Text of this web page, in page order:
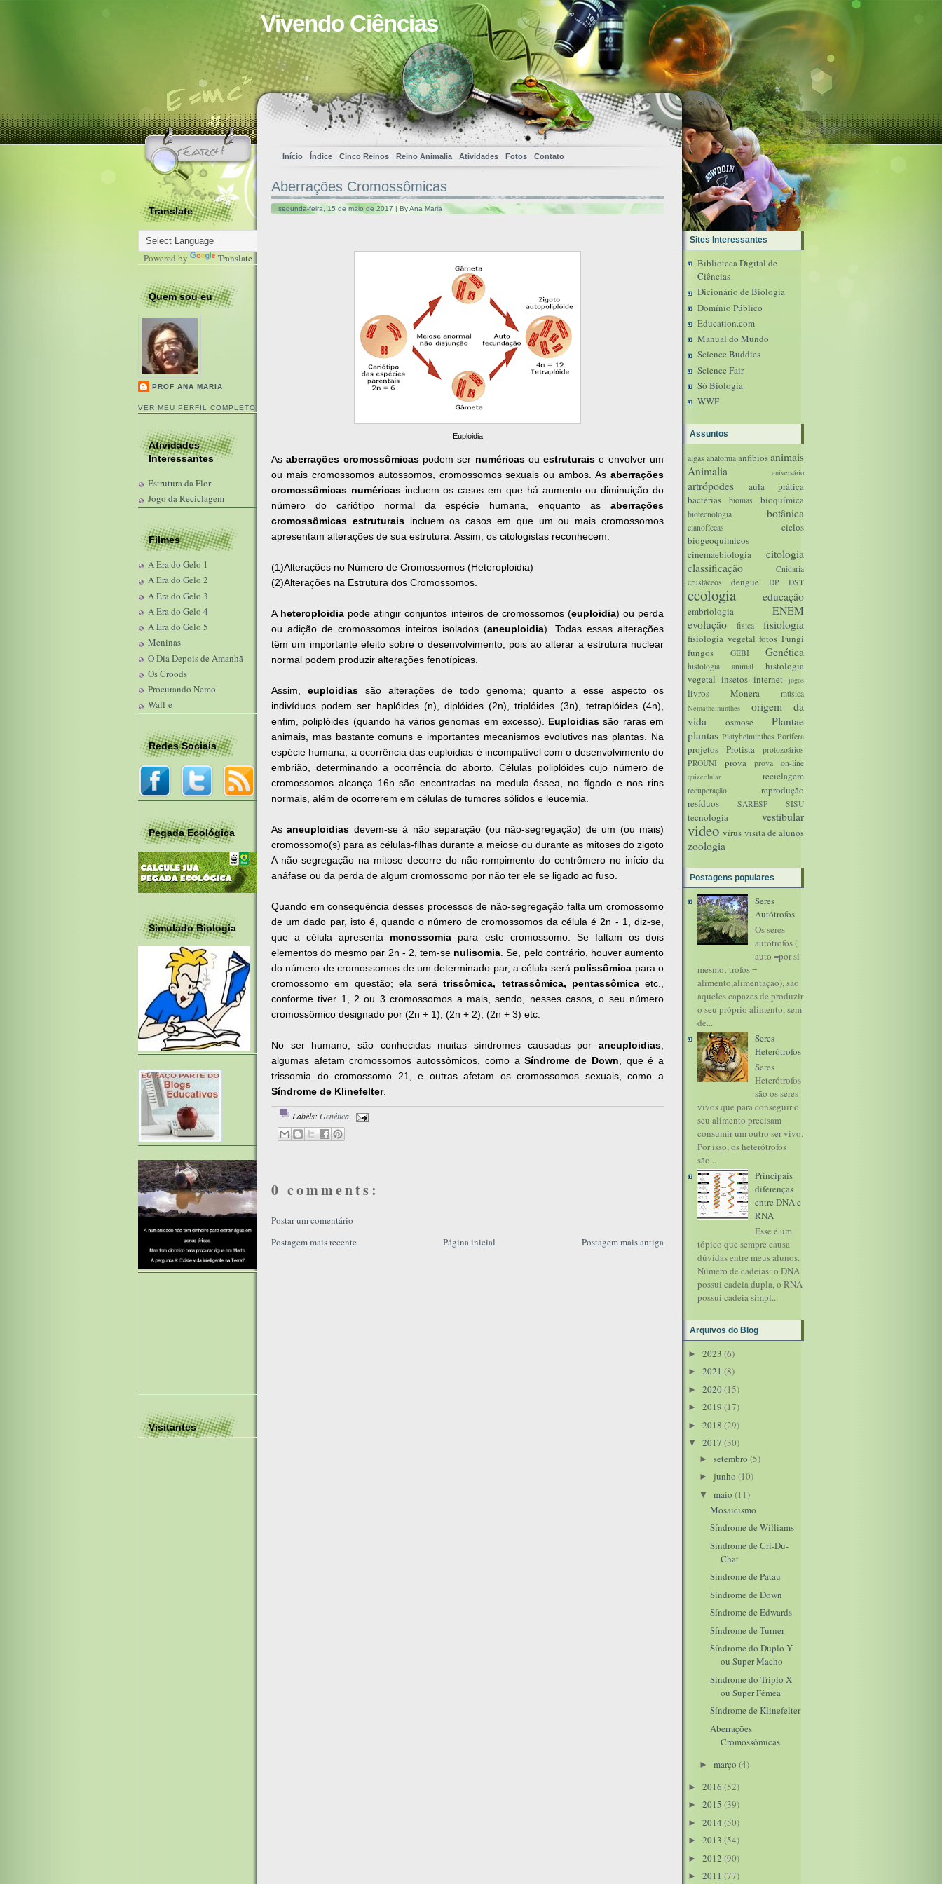
Vivendo Ciências
Início Índice Cinco Reinos Reino Animalia Atividades Fotos Contato
Translate
Powered by Translate
Quem sou eu
PROF ANA MARIA
VER MEU PERFIL COMPLETO
Atividades
Interessantes
Estrutura da Flor
Jogo da Reciclagem
Filmes
A Era do Gelo 1
A Era do Gelo 2
A Era do Gelo 3
A Era do Gelo 4
A Era do Gelo 5
Meninas
O Dia Depois de Amanhã
Os Croods
Procurando Nemo
Wall-e
Redes Sociais
Pegada Ecológica
Simulado Biologia
Visitantes
Aberrações Cromossômicas
segunda-feira, 15 de maio de 2017 | By Ana Maria
Euploidia
Asaberrações cromossômicaspodem ser numéricasouestruturais e envolver um
ou mais cromossomos autossomos, cromossomos sexuais ou ambos. As aberrações
cromossômicas numéricasincluem os casos em que há aumento ou diminuição do
número do cariótipo normal da espécie humana, enquanto as aberrações
cromossômicas estruturaisincluem os casos em que um ou mais cromossomos
apresentam alterações de sua estrutura. Assim, os citologistas reconhecem:
(1)Alterações no Número de Cromossomos (Heteroploidia)
(2)Alterações na Estrutura dos Cromossomos.
A heteroploidia pode atingir conjuntos inteiros de cromossomos (euploidia) ou perda
ou adição de cromossomos inteiros isolados (aneuploidia). Todas essas alterações
têm um importante efeito sobre o desenvolvimento, pois ao alterar a estrutura nuclear
normal podem produzir alterações fenotípicas.
Assim, euploidias são alterações de todo genoma; quanto a esse aspecto os
indivíduos podem ser haplóides (n), diplóides (2n), triplóides (3n), tetraplóides (4n),
enfim, poliplóides (quando há vários genomas em excesso). Euploidias são raras em
animais, mas bastante comuns e importantes mecanismos evolutivos nas plantas. Na
espécie humana, a ocorrência das euploidias é incompatível com o desenvolvimento do
embrião, determinando a ocorrência do aborto. Células poliplóides cujo número de
cromossomos alcança 16n são encontradas na medula óssea, no fígado e nos rins
normais, além de ocorrerem em células de tumores sólidos e leucemia.
Asaneuploidias devem-se à não separação (ou não-segregação) de um (ou mais)
cromossomo(s) para as células-filhas durante a meiose ou durante as mitoses do zigoto
A não-segregação na mitose decorre do não-rompimento do centrômero no início da
anáfase ou da perda de algum cromossomo por não ter ele se ligado ao fuso.
Quando em consequência desses processos de não-segregação falta um cromossomo
de um dado par, isto é, quando o número de cromossomos da célula é 2n - 1, diz-se,
que a célula apresenta monossomia para este cromossomo. Se faltam os dois
elementos do mesmo par 2n - 2, tem-se nulisomia . Se, pelo contrário, houver aumento
do número de cromossomos de um determinado par, a célula será polissômica para o
cromossomo em questão; ela serátrissômica, tetrassômica, pentassômicaetc.,
conforme tiver 1, 2 ou 3 cromossomos a mais, sendo, nesses casos, o seu número
cromossômico designado por (2n + 1), (2n + 2), (2n + 3) etc.
No ser humano, são conhecidas muitas síndromes causadas por aneuploidias
algumas afetam cromossomos autossômicos, como aSíndrome de Down , que é a
trissomia do cromossomo 21, e outras afetam os cromossomos sexuais, como a
Síndrome de Klinefelter.
Labels: Genética
0 comments:
Postar um comentário
Postagem mais recente
Postagem mais antiga
Página inicial
Sites Interessantes
Biblioteca Digital de
Ciências
Dicionário de Biologia
Domínio Público
Education.com
Manual do Mundo
Science Buddies
Science Fair
Só Biologia
WWF
Assuntos
algas anatomia anfibiosanimais
Animalia
aniversário
artrópodes
aula prática
bactérias
biomas bioquímica
biotecnologia botânica
cianofíceas
ciclos
biogeoquimicos
cinemaebiologia
citologia
classificação
Cnidaria
crustáceos
dengue DP DST
ecologia educação
embriologia
ENEM
evolução
fisica fisiologia
fisiologia vegetal fotos Fungi
fungos
GEBI Genética
histologia animal
histologia
vegetal insetos internet jogos
livros Monera música
Nemathelminthes
origem da
vida
osmose
Plantae
plantas Platyhelminthes Porifera
projetos Protista
protozoários
PROUNI
prova prova on-line
quizcelular reciclagem
recuperação
reprodução
resíduos
SARESP SISU
tecnologia vestibular
video vírus visita de alunos
zoologia
Postagens populares
Seres
Autótrofos
Os seres
autótrofos (
auto =por si
mesmo; trofos =
alimento,alimentação), são
aqueles capazes de produzir
o seu próprio alimento, sem
de...
Seres
Heterótrofos
Seres
Heterótrofos
são os seres
vivos que para conseguir o
seu alimento precisam
consumir um outro ser vivo.
Por isso, os heterótrofos
são...
Principais
diferenças
entre DNA e
RNA
Esse é um
tópico que sempre causa
dúvidas entre meus alunos.
Número de cadeias: o DNA
possui cadeia dupla, o RNA
possui cadeia simpl...
Arquivos do Blog
► 2023 (6)
► 2021 (8)
► 2020 (15)
► 2019 (17)
► 2018 (29)
▼ 2017 (30)
► setembro (5)
► junho (10)
▼ maio (11)
Mosaicismo
Síndrome de Williams
Síndrome de Cri-Du-
Chat
Síndrome de Patau
Síndrome de Down
Síndrome de Edwards
Síndrome de Turner
Síndrome do Duplo Y
ou Super Macho
Síndrome do Triplo X
ou Super Fêmea
Síndrome de Klinefelter
Aberrações
Cromossômicas
► março (4)
► 2016 (52)
► 2015 (39)
► 2014 (50)
► 2013 (54)
► 2012 (90)
► 2011 (77)